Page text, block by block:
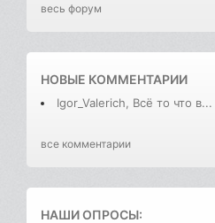
весь форум
НОВЫЕ КОММЕНТАРИИ
Igor_Valerich, Всё то что в...
все комментарии
НАШИ ОПРОСЫ: